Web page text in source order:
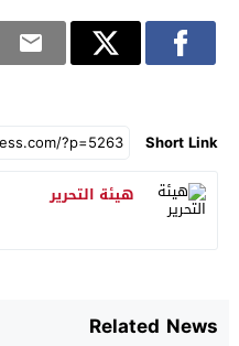
Short Link
هيئة التحرير
Related News